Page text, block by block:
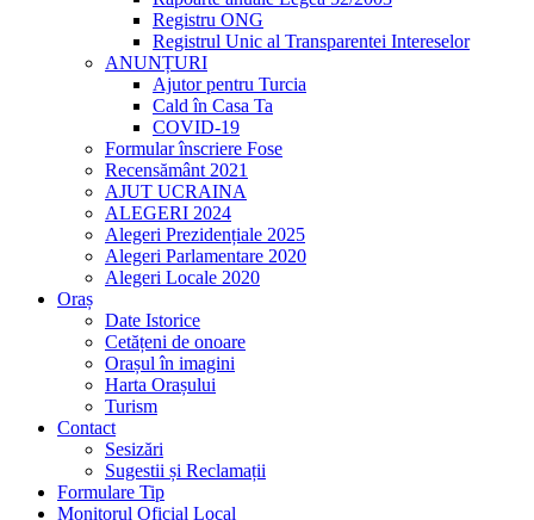
Registru ONG
Registrul Unic al Transparentei Intereselor
ANUNȚURI
Ajutor pentru Turcia
Cald în Casa Ta
COVID-19
Formular înscriere Fose
Recensământ 2021
AJUT UCRAINA
ALEGERI 2024
Alegeri Prezidențiale 2025
Alegeri Parlamentare 2020
Alegeri Locale 2020
Oraș
Date Istorice
Cetățeni de onoare
Orașul în imagini
Harta Orașului
Turism
Contact
Sesizări
Sugestii și Reclamații
Formulare Tip
Monitorul Oficial Local